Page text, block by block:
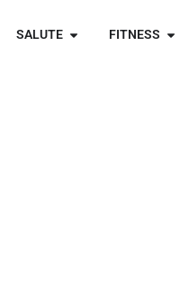
SALUTE FITNESS